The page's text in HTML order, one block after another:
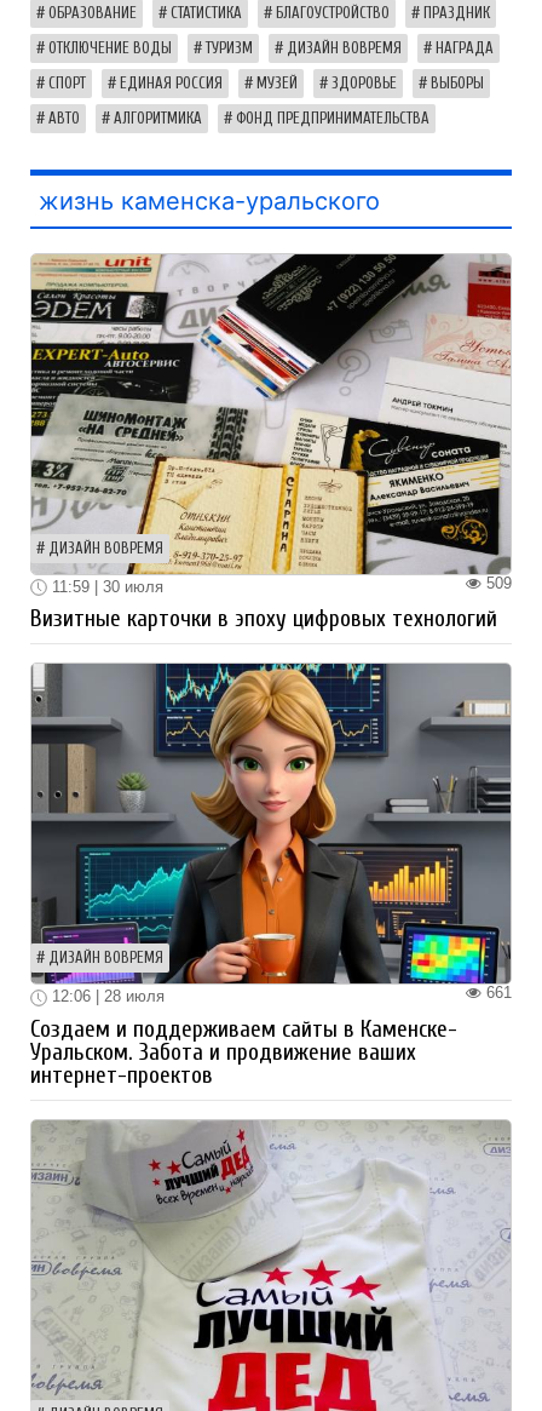
ОБРАЗОВАНИЕ СТАТИСТИКА БЛАГОУСТРОЙСТВО ПРАЗДНИК
ОТКЛЮЧЕНИЕ ВОДЫ ТУРИЗМ ДИЗАЙН ВОВРЕМЯ НАГРАДА
СПОРТ ЕДИНАЯ РОССИЯ МУЗЕЙ ЗДОРОВЬЕ ВЫБОРЫ
АВТО АЛГОРИТМИКА ФОНД ПРЕДПРИНИМАТЕЛЬСТВА
жизнь каменска-уральского
ДИЗАЙН ВОВРЕМЯ
509
11:59 | 30 июля
Визитные карточки в эпоху цифровых технологий
ДИЗАЙН ВОВРЕМЯ
661
12:06 | 28 июля
Создаем и поддерживаем сайты в Каменске-
Уральском. Забота и продвижение ваших
интернет-проектов